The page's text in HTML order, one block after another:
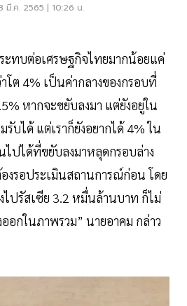
มี.ค. 2565 | 10:26 น.
ะทบต่อเศรษฐกิจไทยมากน้อยแค่
โต 4% เป็นค่ากลางของกรอบที่
หากจะขยับลงมา แต่ยังอยู่ใน
รับได้ แต่เราก็ยังอยากได้ 4% ใน
ไปได้ที่ขยับลงมาหลุดกรอบล่าง
งรอประเมินสถานการณ์ก่อน โดย
ไปรัสเซีย 3.2 หมื่นล้านบาท ก็ไม่
อกในภาพรวม” นายอาคม กล่าว